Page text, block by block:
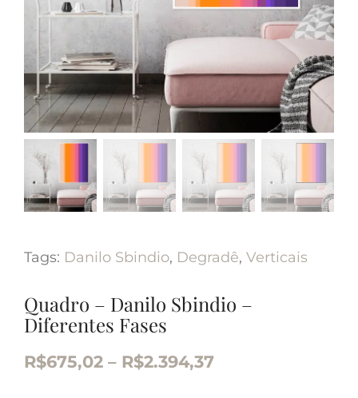
Tags: Danilo Sbindio, Degradê, Verticais
Quadro – Danilo Sbindio –
Diferentes Fases
R$675,02 – R$2.394,37